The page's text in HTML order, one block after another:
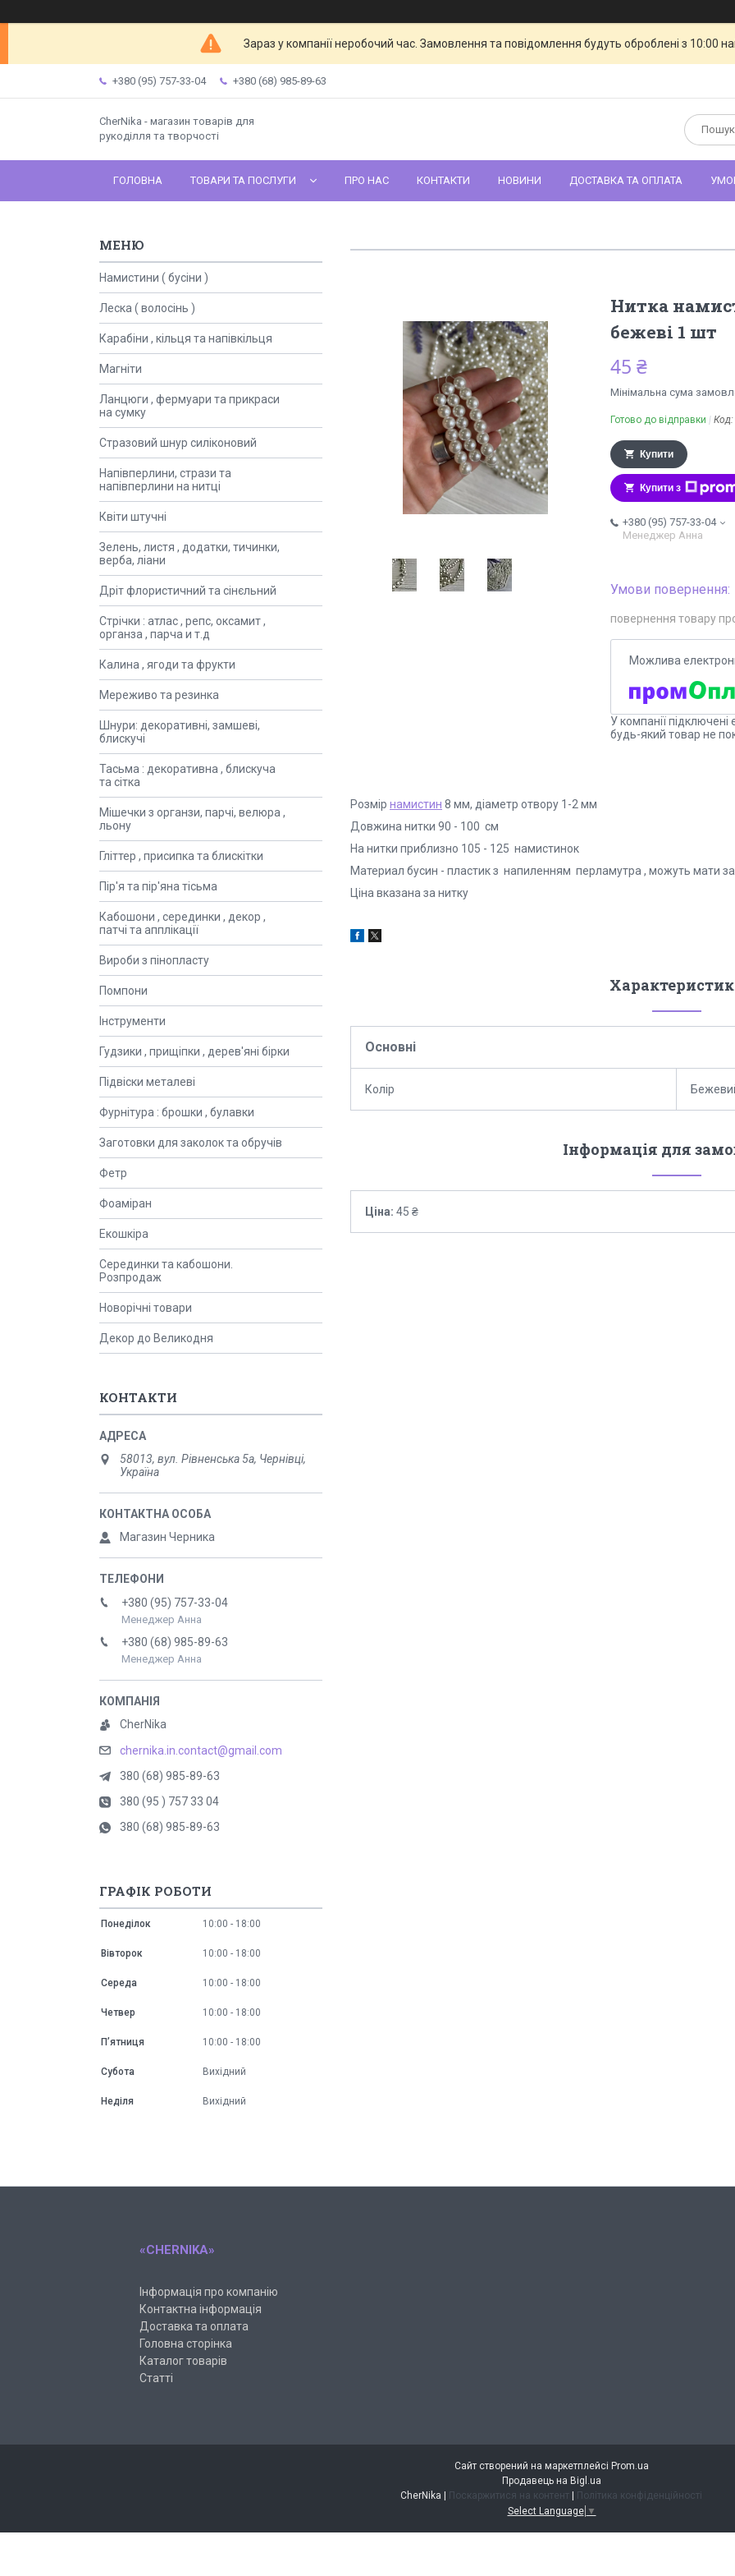
Зараз у компанії неробочий час. Замовлення та повідомлення будуть оброблені з 10:00
+380 (95) 757-33-04 +380 (68) 985-89-63
CherNika - магазин товарів для
рукоділля та творчості
ГОЛОВНА ТОВАРИ ТА ПОСЛУГИ ПРО НАС КОНТАКТИ НОВИНИ ДОСТАВКА ТА ОПЛАТА
Нитка
бежеві 1 шт
45 ₴
Мінімальна сума
Готово до відправки Код:
Купити
Купити з
+380 (95) 757-33-04
Менеджер Анна
повернення товару
У компанії
будь-який товар не
Розмір намистин 8 мм, діаметр отвору 1-2 мм
Довжина нитки 90 - 100 см
На нитки приблизно 105 - 125 намистинок
Материал бусин - пластик з напиленням перламутра , можуть мати
Ціна вказана за нитку
Основні
Колір
Інформація для
Ціна: 45 ₴
Намистини ( бусіни )
Леска ( волосінь )
Карабіни , кільця та напівкільця
Магніти
Ланцюги , фермуари та прикраси
на сумку
Стразовий шнур силіконовий
Напівперлини, стрази та
напівперлини на нитці
Квіти штучні
Зелень, листя , додатки, тичинки,
верба, ліани
Дріт флористичний та сінєльний
Стрічки : атлас , репс, оксамит ,
органза , парча и т.д
Калина , ягоди та фрукти
Мереживо та резинка
Шнури: декоративні, замшеві,
блискучі
Тасьма : декоративна , блискуча
та сітка
Мішечки з органзи, парчі, велюра ,
льону
Гліттер , присипка та блискітки
Пір'я та пір'яна тісьма
Кабошони , серединки , декор ,
патчі та апплікації
Вироби з пінопласту
Помпони
Інструменти
Гудзики , прищіпки , дерев'яні бірки
Підвіски металеві
Фурнітура : брошки , булавки
Заготовки для заколок та обручів
Фетр
Фоаміран
Екошкіра
Серединки та кабошони.
Розпродаж
Новорічні товари
Декор до Великодня
КОНТАКТИ
58013, вул. Рівненська 5а, Чернівці,
Україна
Магазин Черника
+380 (95) 757-33-04
Менеджер Анна
+380 (68) 985-89-63
Менеджер Анна
CherNika
chernika.in.contact@gmail.com
380 (68) 985-89-63
380 (95 ) 757 33 04
380 (68) 985-89-63
ГРАФІК РОБОТИ
Понеділок 10:00 18:00
Вівторок 10:00 18:00
Середа 10:00 18:00
Четвер 10:00 18:00
Пʼятниця 10:00 18:00
Субота Вихідний
Неділя Вихідний
«CHERNIKA»
Інформація про компанію
Контактна інформація
Доставка та оплата
Головна сторінка
Каталог товарів
Статті
Сайт створений на маркетплейсі Prom.ua
Продавець на Bigl.ua
Поскаржитися на контент
Політика конфіденційності
Select Language ▼